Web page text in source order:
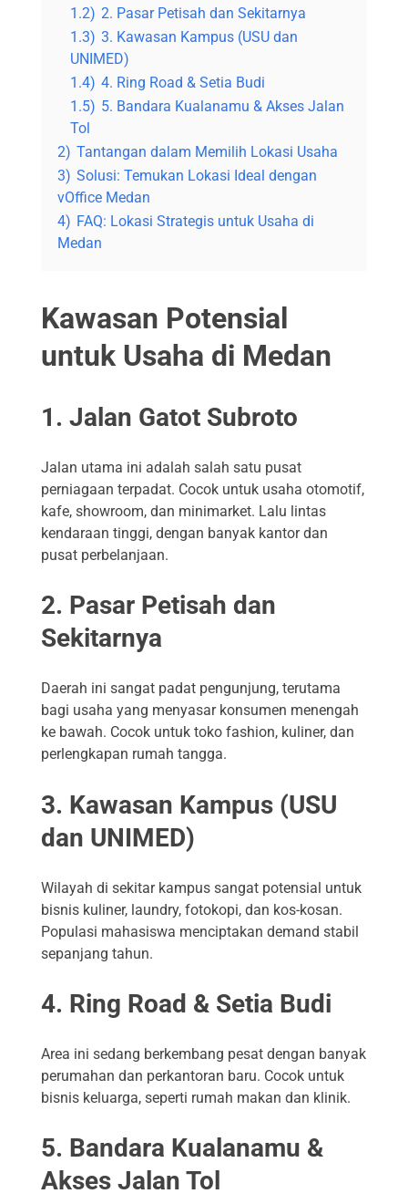
1.2) 2. Pasar Petisah dan Sekitarnya
1.3) 3. Kawasan Kampus (USU dan
UNIMED)
1.4) 4. Ring Road & Setia Budi
1.5) 5. Bandara Kualanamu & Akses Jalan
Tol
2) Tantangan dalam Memilih Lokasi Usaha
3) Solusi: Temukan Lokasi Ideal dengan
vOffice Medan
4) FAQ: Lokasi Strategis untuk Usaha di
Medan
Kawasan Potensial
untuk Usaha di Medan
1. Jalan Gatot Subroto
Jalan utama ini adalah salah satu pusat
perniagaan terpadat. Cocok untuk usaha otomotif,
kafe, showroom, dan minimarket. Lalu lintas
kendaraan tinggi, dengan banyak kantor dan
pusat perbelanjaan.
2. Pasar Petisah dan
Sekitarnya
Daerah ini sangat padat pengunjung, terutama
bagi usaha yang menyasar konsumen menengah
ke bawah. Cocok untuk toko fashion, kuliner, dan
perlengkapan rumah tangga.
3. Kawasan Kampus (USU
dan UNIMED)
Wilayah di sekitar kampus sangat potensial untuk
bisnis kuliner, laundry, fotokopi, dan kos-kosan.
Populasi mahasiswa menciptakan demand stabil
sepanjang tahun.
4. Ring Road & Setia Budi
Area ini sedang berkembang pesat dengan banyak
perumahan dan perkantoran baru. Cocok untuk
bisnis keluarga, seperti rumah makan dan klinik.
5. Bandara Kualanamu &
Akses Jalan Tol